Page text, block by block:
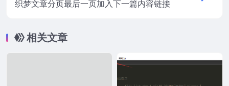
织梦文章分页最后一页加入下一篇内容链接
相关文章